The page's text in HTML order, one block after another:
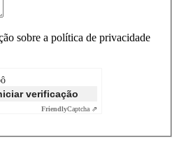
sobre a política de privacidade
verificação
FriendlyCaptcha ⇗